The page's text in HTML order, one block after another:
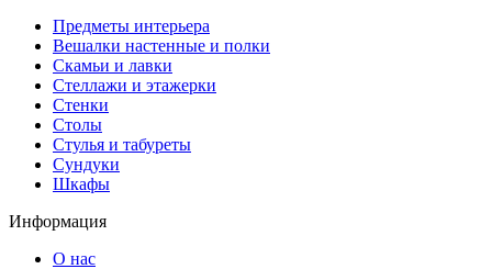
Предметы интерьера
Вешалки настенные и полки
Скамьи и лавки
Стеллажи и этажерки
Стенки
Столы
Стулья и табуреты
Сундуки
Шкафы
Информация
О нас